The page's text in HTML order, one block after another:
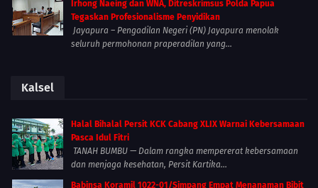
Irhong Naeing dan WNA, Ditreskrimsus Polda Papua
Tegaskan Profesionalisme Penyidikan
Jayapura – Pengadilan Negeri (PN) Jayapura menolak
seluruh permohonan praperadilan yang...
Kalsel
Halal Bihalal Persit KCK Cabang XLIX Warnai Kebersamaan
Pasca Idul Fitri
TANAH BUMBU — Dalam rangka mempererat kebersamaan
dan menjaga kesehatan, Persit Kartika...
Babinsa Koramil 1022-01/Simpang Empat Menanaman Bibit